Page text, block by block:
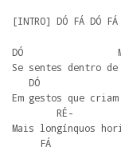
[INTRO] DÓ FÁ DÓ FÁ
DÓ
Se sentes dentro
Em gestos que
Mais longínquos